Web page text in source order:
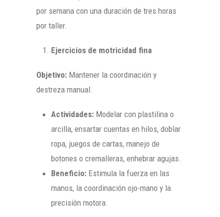
por semana con una duración de tres horas
por taller.
Ejercicios de motricidad fina
Objetivo: Mantener la coordinación y
destreza manual.
Actividades: Modelar con plastilina o
arcilla, ensartar cuentas en hilos, doblar
ropa, juegos de cartas, manejo de
botones o cremalleras, enhebrar agujas.
Beneficio: Estimula la fuerza en las
manos, la coordinación ojo-mano y la
precisión motora.